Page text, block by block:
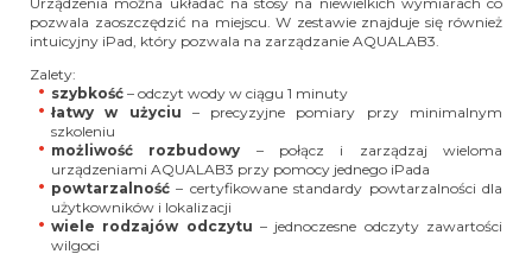
pozwala zaoszczędzić na miejscu. W zestawie znajduje się również
intuicyjny iPad, który pozwala na zarządzanie AQUALAB3.
Zalety:
szybkość – odczyt wody w ciągu 1 minuty
łatwy w użyciu – precyzyjne pomiary przy minimalnym
szkoleniu
możliwość rozbudowy – połącz i zarządzaj wieloma
urządzeniami AQUALAB3 przy pomocy jednego iPada
powtarzalność – certyfikowane standardy powtarzalności dla
użytkowników i lokalizacji
wiele rodzajów odczytu – jednoczesne odczyty zawartości
wilgoci